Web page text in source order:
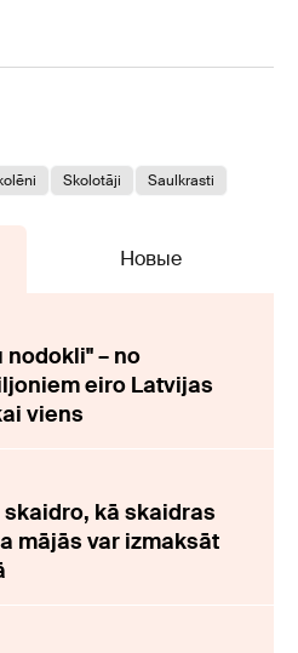
Skolotāji Saulkrasti
Новые
nodokli" – no
eiro Latvijas
viens
kā skaidras
mājās var izmaksāt